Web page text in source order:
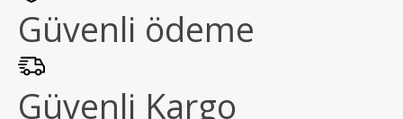
Güvenli ödeme
Güvenli Kargo